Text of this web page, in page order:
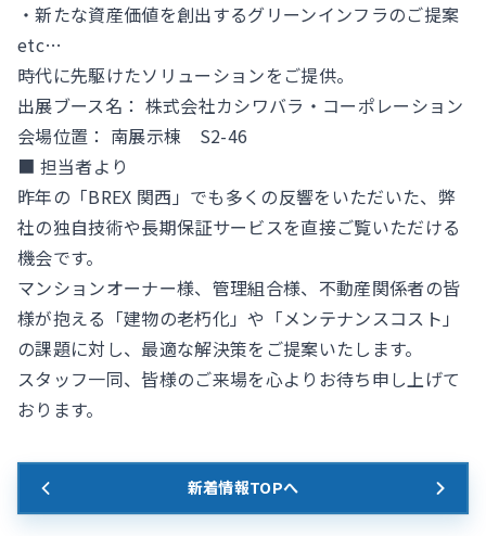
・新たな資産価値を創出するグリーンインフラのご提案
etc…
時代に先駆けたソリューションをご提供。
出展ブース名： 株式会社カシワバラ・コーポレーション
会場位置： 南展示棟 S2-46
■ 担当者より
昨年の「BREX 関西」でも多くの反響をいただいた、弊
社の独自技術や長期保証サービスを直接ご覧いただける
機会です。
マンションオーナー様、管理組合様、不動産関係者の皆
様が抱える「建物の老朽化」や「メンテナンスコスト」
の課題に対し、最適な解決策をご提案いたします。
スタッフ一同、皆様のご来場を心よりお待ち申し上げて
おります。
新着情報TOPへ